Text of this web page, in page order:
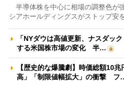
半導体株を中心に相場の調整色が
シアホールディングスがストップ安
「NYダウは高値更新、ナスダッ
する米国株市場の変化 半…
【歴史的な爆騰劇】時価総額10
高」「制限値幅拡大」の衝撃 フ